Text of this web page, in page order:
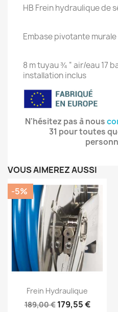
HB Frein
Embase pivotante
8 m tuyau ¾ “ air/eau 17
installation inclus
N'hésitez pas à nous
31 pour toutes
VOUS AIMEREZ AUSSI
Aperçu rapide
Frein Hydraulique
189,00 € 179,55 €
-5%